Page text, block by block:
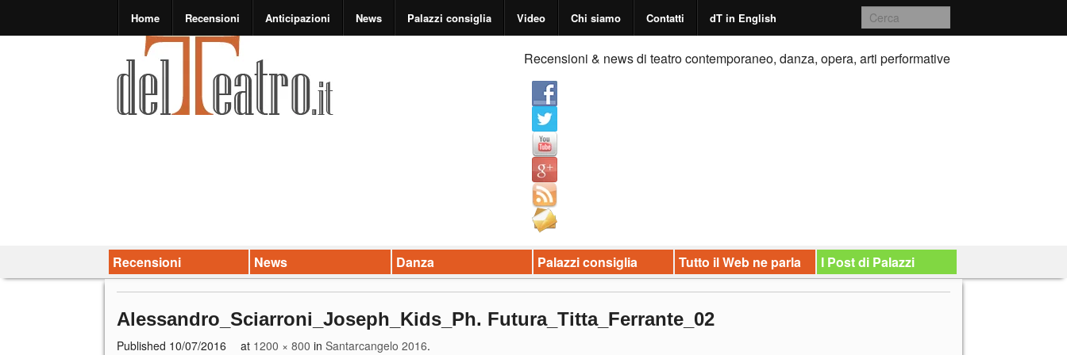
Home Recensioni Anticipazioni News Palazzi consiglia Video Chi siamo Contatti dT in English
Recensioni & news di teatro contemporaneo, danza, opera, arti performative
Recensioni News Danza Palazzi consiglia Tutto il Web ne parla I Post di Palazzi
Alessandro_Sciarroni_Joseph_Kids_Ph. Futura_Titta_Ferrante_02
Published 10/07/2016 at 1200 × 800 in Santarcangelo 2016.